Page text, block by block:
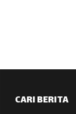
CARI BERITA